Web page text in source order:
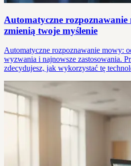
Automatyczne
zmienią twoje myślenie
Automatyczne rozpoznawanie mowy:
wyzwania i najnowsze zastosowania.
zdecydujesz, jak wykorzystać tę